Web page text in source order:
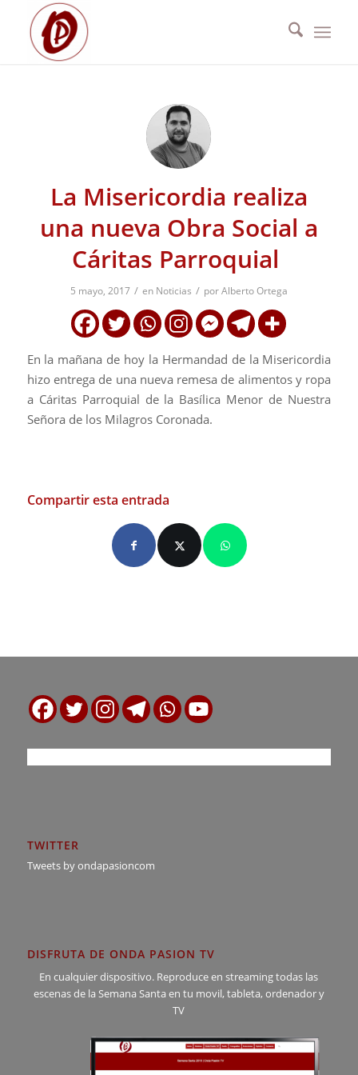
La Misericordia realiza
una nueva Obra Social a
Cáritas Parroquial
5 mayo, 2017 / en Noticias / porAlberto Ortega
En la mañana de hoy la Hermandad de la Misericordia
hizo entrega de una nueva remesa de alimentos y ropa
a Cáritas Parroquial de la Basílica Menor de Nuestra
Señora de los Milagros Coronada.
Compartir esta entrada
TWITTER
Tweets by ondapasioncom
DISFRUTA DE ONDA PASION TV
En cualquier dispositivo. Reproduce en streaming todas las
escenas de la Semana Santa en tu movil, tableta, ordenador y
TV